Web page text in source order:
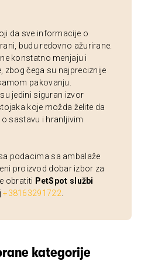
da sve informacije o
budu redovno ažurirane.
konstatno menjaju i
zbog čega su najpreciznije
pakovanju.
jedini siguran izvor
koje možda želite da
sastavu i hranljivim
podacima sa ambalaže
proizvod dobar izbor za
obratiti PetSpot službi
+38163291722
kategorije